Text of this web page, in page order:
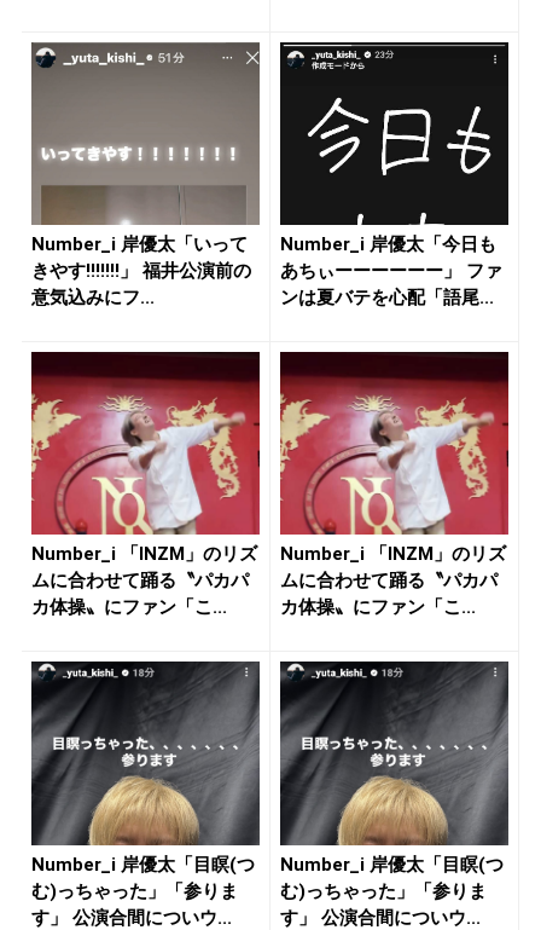
Number_i 岸優太「いって
きやす!!!!!!!」 福井公演前の
意気込みにフ...
Number_i 岸優太「今日も
あちぃーーーーーー」 ファ
ンは夏バテを心配「語尾...
Number_i 「INZM」のリズ
ムに合わせて踊る〝パカパ
カ体操〟にファン「こ...
Number_i 「INZM」のリズ
ムに合わせて踊る〝パカパ
カ体操〟にファン「こ...
Number_i 岸優太「目瞑(つ
む)っちゃった」「参りま
す」 公演合間についウ...
Number_i 岸優太「目瞑(つ
む)っちゃった」「参りま
す」 公演合間についウ...